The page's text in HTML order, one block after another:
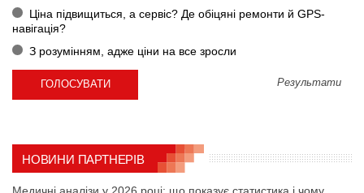
Ціна підвищиться, а сервіс? Де обіцяні ремонти й GPS-
навігація?
З розумінням, адже ціни на все зросли
Результати
НОВИНИ ПАРТНЕРІВ